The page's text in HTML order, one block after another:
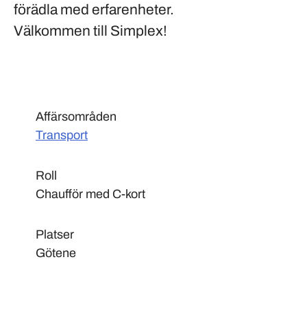
förädla med erfarenheter.
Välkommen till Simplex!
Affärsområden
Transport
Roll
Chaufför med C-kort
Platser
Götene